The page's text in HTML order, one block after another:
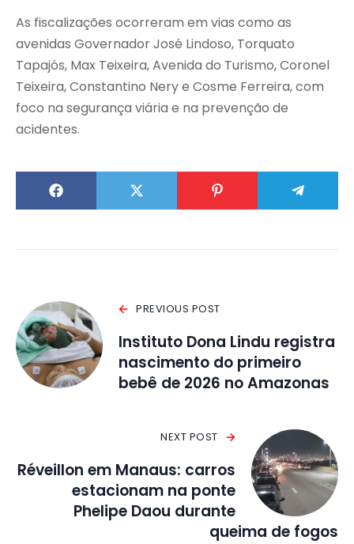
As fiscalizações ocorreram em vias como as
avenidas Governador José Lindoso, Torquato
Tapajós, Max Teixeira, Avenida do Turismo, Coronel
Teixeira, Constantino Nery e Cosme Ferreira, com
foco na segurança viária e na prevenção de
acidentes.
PREVIOUS POST
Instituto Dona Lindu registra
nascimento do primeiro
bebê de 2026 no Amazonas
NEXT POST
Réveillon em Manaus: carros
estacionam na ponte
Phelipe Daou durante
queima de fogos